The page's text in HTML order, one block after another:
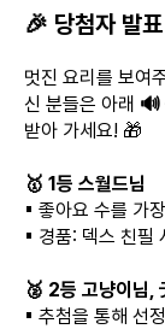
🎉 당첨자 발표
멋진 요리를 보여
신 분들은 아래 🔊
받아 가세요! 🎁
🥇 1등 스월드님
▪︎ 좋아요 수를 가
▪︎ 경품: 덱스 친필
🥈 2등 고냥이님,
▪︎ 추첨을 통해 선